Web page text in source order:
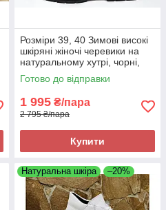
Розміри 39, 40 Зимові високі
шкіряні жіночі черевики на
натуральному хутрі, чорні,
теплі і комфортні Brave 7000
Готово до відправки
1 995 ₴/пара
2 795 ₴/пара
Купити
Натуральна шкіра –20%